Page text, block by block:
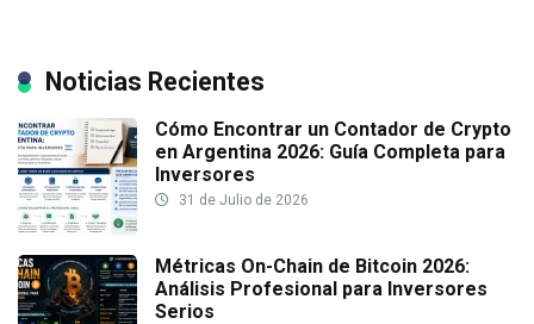
Noticias Recientes
Cómo Encontrar un Contador de Crypto
en Argentina 2026: Guía Completa para
Inversores
31 de Julio de 2026
Métricas On-Chain de Bitcoin 2026:
Análisis Profesional para Inversores
Serios